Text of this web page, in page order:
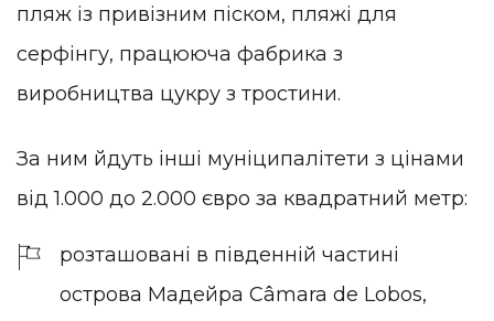
пляж із привізним піском, пляжі для
серфінгу, працююча фабрика з
виробництва цукру з тростини.
За ним йдуть інші муніципалітети з цінами
від 1.000 до 2.000 євро за квадратний метр:
розташовані в південній частині
острова Мадейра Câmara de Lobos,